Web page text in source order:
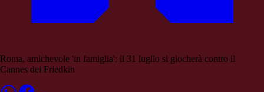
Roma, amichevole 'in famiglia': il 31 luglio si giocherà contro il
Cannes dei Friedkin